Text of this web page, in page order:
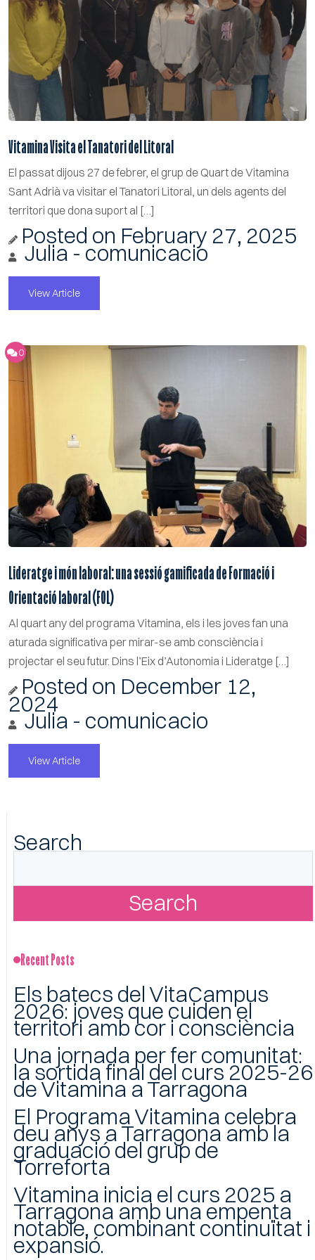
Vitamina Visita el Tanatori del Litoral
El passat dijous 27 de febrer, el grup de Quart de Vitamina
Sant Adrià va visitar el Tanatori Litoral, un dels agents del
territori que dona suport al […]
Posted on February 27, 2025
Julia - comunicacio
View Article
0
Lideratge i món laboral: una sessió gamificada de Formació i
Orientació laboral (FOL)
Al quart any del programa Vitamina, els i les joves fan una
aturada significativa per mirar-se amb consciència i
projectar el seu futur. Dins l’Eix d’Autonomia i Lideratge […]
Posted on December 12,
2024
Julia - comunicacio
View Article
Search
Search
Recent Posts
Els batecs del VitaCampus
2026: joves que cuiden el
territori amb cor i consciència
Una jornada per fer comunitat:
la sortida final del curs 2025-26
de Vitamina a Tarragona
El Programa Vitamina celebra
deu anys a Tarragona amb la
graduació del grup de
Torreforta
Vitamina inicia el curs 2025 a
Tarragona amb una empenta
notable, combinant continuïtat i
expansió.